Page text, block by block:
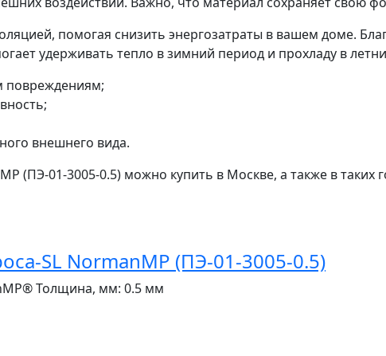
помогая снизить энергозатраты в вашем доме.
удерживать тепло в зимний период и прохладу в
повреждениям;
внешнего вида.
01-3005-0.5) можно купить в Москве, а также в таких
SL NormanMP (ПЭ-01-3005-0.5)
Толщина, мм: 0.5 мм